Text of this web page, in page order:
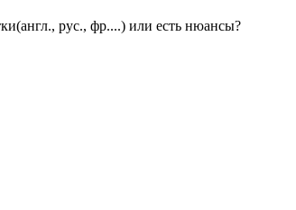
рус., фр....) или есть нюансы?